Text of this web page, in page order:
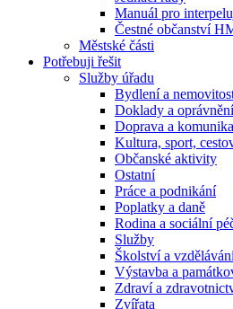
Manuál pro
Čestné občanství
Městské části
Potřebuji řešit
Služby úřadu
Bydlení a
Doklady a oprávnění
Doprava a
Kultura, sport,
Občanské aktivity
Ostatní
Práce a podnikání
Poplatky a daně
Rodina a sociální
Služby
Školství a
Výstavba a
Zdraví a
Zvířata